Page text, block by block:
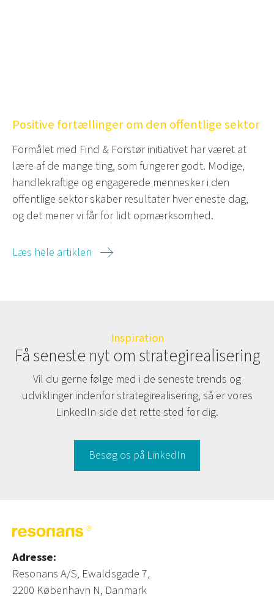
Positive fortællinger om den offentlige sektor
Formålet med Find & Forstør initiativet har været at
lære af de mange ting, som fungerer godt. Modige,
handlekraftige og engagerede mennesker i den
offentlige sektor skaber resultater hver eneste dag,
og det mener vi får for lidt opmærksomhed.
Læs hele artiklen
Inspiration
Få seneste nyt om strategirealisering
Vil du gerne følge med i de seneste trends og
udviklinger indenfor strategirealisering, så er vores
LinkedIn-side det rette sted for dig.
Besøg os på LinkedIn
Adresse:
Resonans A/S, Ewaldsgade 7,
2200 København N, Danmark